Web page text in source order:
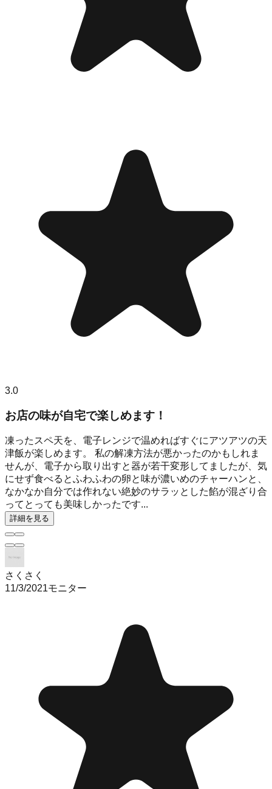
3.0
お店の味が自宅で楽しめます！
凍ったスペ天を、電子レンジで温めればすぐにアツアツの天
津飯が楽しめます。 私の解凍方法が悪かったのかもしれま
せんが、電子から取り出すと器が若干変形してましたが、気
にせず食べるとふわふわの卵と味が濃いめのチャーハンと、
なかなか自分では作れない絶妙のサラッとした餡が混ざり合
ってとっても美味しかったです...
詳細を見る
さくさく
11/3/2021モニター